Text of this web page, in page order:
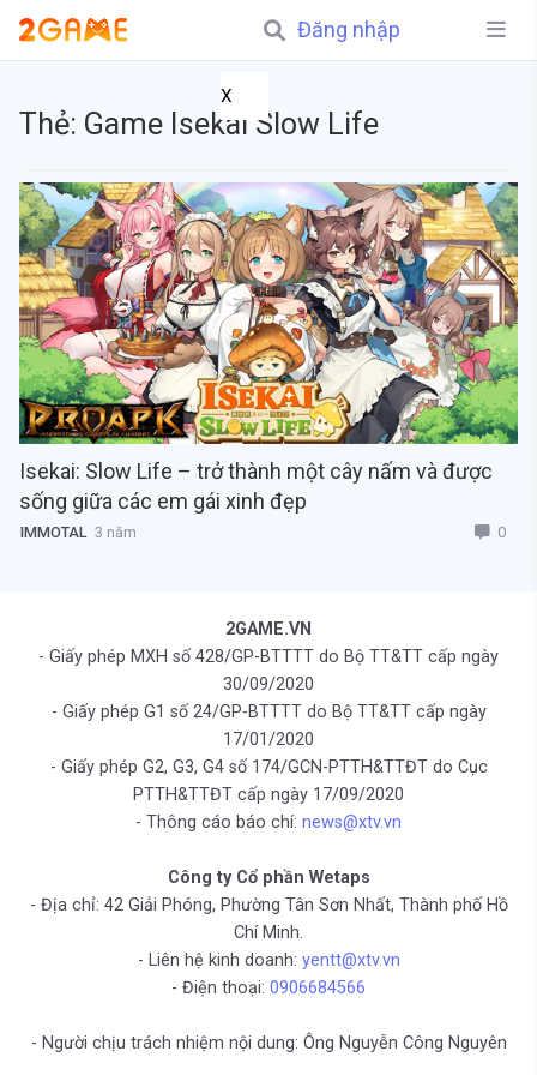
Đăng nhập
X
Thẻ: Game Isekai Slow Life
Isekai: Slow Life – trở thành một cây nấm và được
sống giữa các em gái xinh đẹp
IMMOTAL 3 năm 0
2GAME.VN
- Giấy phép MXH số 428/GP-BTTTT do Bộ TT&TT cấp ngày
30/09/2020
- Giấy phép G1 số 24/GP-BTTTT do Bộ TT&TT cấp ngày
17/01/2020
- Giấy phép G2, G3, G4 số 174/GCN-PTTH&TTĐT do Cục
PTTH&TTĐT cấp ngày 17/09/2020
- Thông cáo báo chí: news@xtv.vn
Công ty Cổ phần Wetaps
- Địa chỉ: 42 Giải Phóng, Phường Tân Sơn Nhất, Thành phố Hồ
Chí Minh.
- Liên hệ kinh doanh: yentt@xtv.vn
- Điện thoại: 0906684566
- Người chịu trách nhiệm nội dung: Ông Nguyễn Công Nguyên